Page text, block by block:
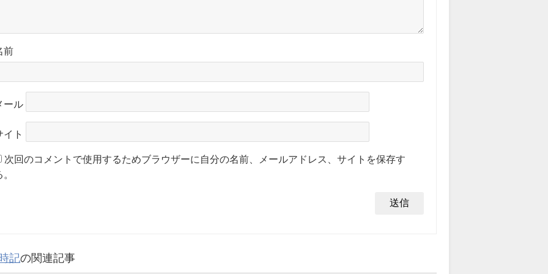
前
ール
イト
次回のコメントで使用するためブラウザーに自分の名前、メールアドレス、サイトを保存す
記の関連記事